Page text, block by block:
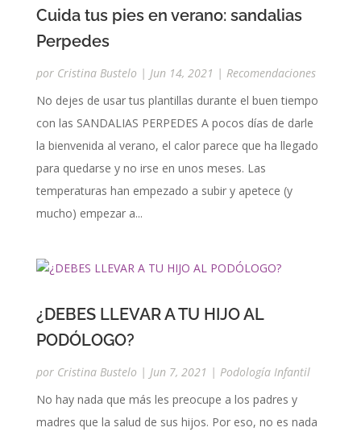
Cuida tus pies en verano: sandalias
Perpedes
por Cristina Bustelo | Jun 14, 2021 | Recomendaciones
No dejes de usar tus plantillas durante el buen tiempo
con las SANDALIAS PERPEDES A pocos días de darle
la bienvenida al verano, el calor parece que ha llegado
para quedarse y no irse en unos meses. Las
temperaturas han empezado a subir y apetece (y
mucho) empezar a...
¿DEBES LLEVAR A TU HIJO AL
PODÓLOGO?
por Cristina Bustelo | Jun 7, 2021 | Podología Infantil
No hay nada que más les preocupe a los padres y
madres que la salud de sus hijos. Por eso, no es nada